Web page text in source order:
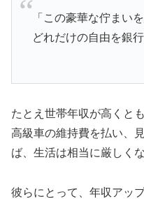
「この豪華な佇まい
どれだけの自由を銀
たとえ世帯年収が高くと
高級車の維持費を払い、
ば、生活は相当に厳しく
彼らにとって、年収アッ